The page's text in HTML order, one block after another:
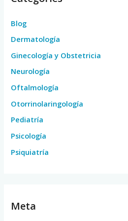
Blog
Dermatología
Ginecología y Obstetricia
Neurología
Oftalmología
Otorrinolaringología
Pediatría
Psicología
Psiquiatría
Meta